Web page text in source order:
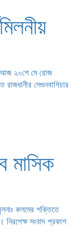
আজ ২০শে মে রোজ
সেগুনবাগিচার
মাসিক
কলমের শক্তিতে
সংবাদ প্রকাশ